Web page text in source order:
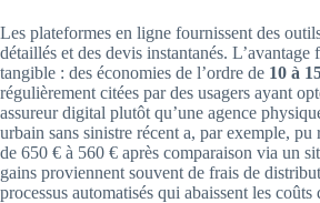
Les plateformes en ligne fournissent des
détaillés et des devis instantanés. L’avantage
tangible : des économies de l’ordre de 10 à
régulièrement citées par des usagers ayant
assureur digital plutôt qu’une agence
urbain sans sinistre récent a, par exemple, pu
de 650 € à 560 € après comparaison via un
gains proviennent souvent de frais de
processus automatisés qui abaissent les coûts